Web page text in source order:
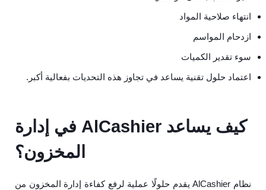
انتهاء صلاحية المواد
ازدحام المواسم
سوء تقدير الكميات
اعتماد حلول تقنية يساعد في تجاوز هذه التحديات بفعالية أكبر.
كيف يساعد AlCashier في إدارة
المخزون؟
نظام AlCashier يقدم حلولًا عملية لرفع كفاءة إدارة المخزون من